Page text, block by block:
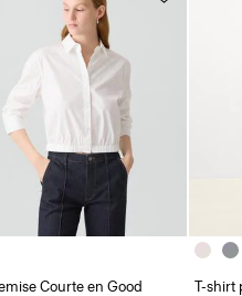
Courte en Good
T-shirt